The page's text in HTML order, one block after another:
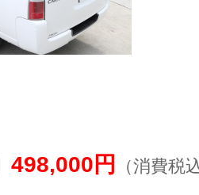
498,000円 （消費税